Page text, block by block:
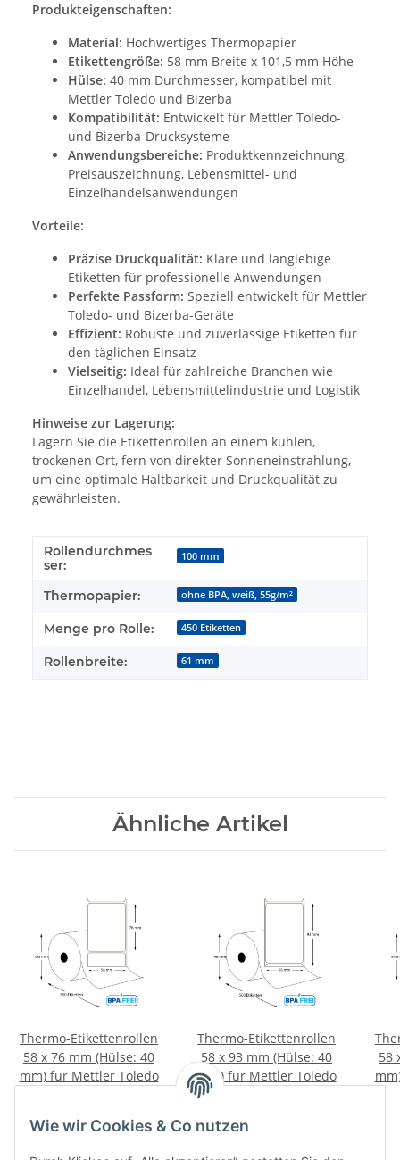
Produkteigenschaften:
Material: Hochwertiges Thermopapier
Etikettengröße: 58 mm Breite x 101,5 mm Höhe
Hülse: 40 mm Durchmesser, kompatibel mit
Mettler Toledo und Bizerba
Kompatibilität: Entwickelt für Mettler Toledo-
und Bizerba-Drucksysteme
Anwendungsbereiche: Produktkennzeichnung,
Preisauszeichnung, Lebensmittel- und
Einzelhandelsanwendungen
Vorteile:
Präzise Druckqualität: Klare und langlebige
Etiketten für professionelle Anwendungen
Perfekte Passform: Speziell entwickelt für Mettler
Toledo- und Bizerba-Geräte
Effizient: Robuste und zuverlässige Etiketten für
den täglichen Einsatz
Vielseitig: Ideal für zahlreiche Branchen wie
Einzelhandel, Lebensmittelindustrie und Logistik
Hinweise zur Lagerung:
Lagern Sie die Etikettenrollen an einem kühlen,
trockenen Ort, fern von direkter Sonneneinstrahlung,
um eine optimale Haltbarkeit und Druckqualität zu
gewährleisten.
Rollendurchmes
ser:
100 mm
Thermopapier: ohne BPA, weiß, 55g/m²
Menge pro Rolle: 450 Etiketten
Rollenbreite: 61 mm
Ähnliche Artikel
Thermo-Etikettenrollen
58 x 76 mm (Hülse: 40
mm) für Mettler Toledo
Thermo-Etikettenrollen
58 x 93 mm (Hülse: 40
mm) für Mettler Toledo
58
Wie wir Cookies & Co nutzen